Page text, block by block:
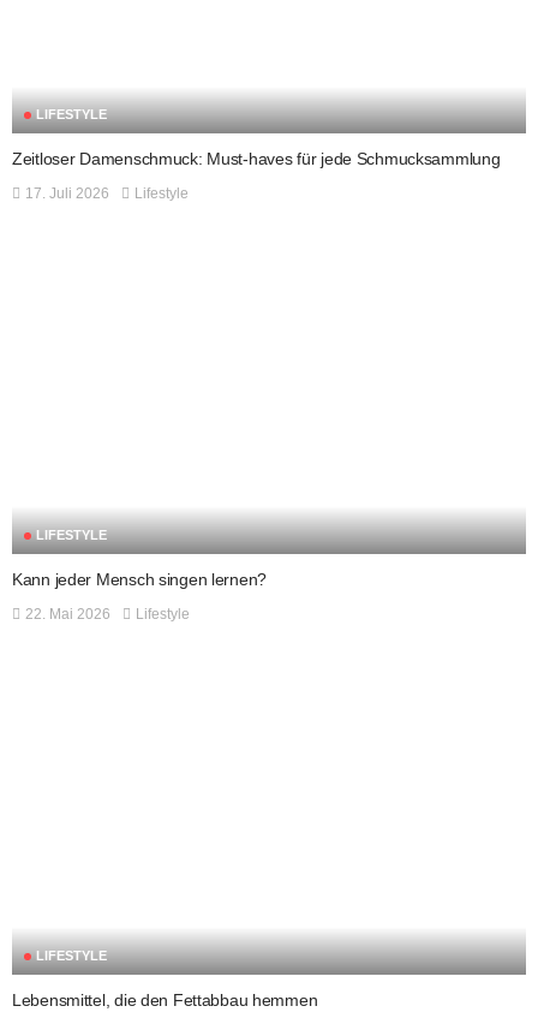
LIFESTYLE
Zeitloser Damenschmuck: Must-haves für jede Schmucksammlung
17. Juli 2026 Lifestyle
LIFESTYLE
Kann jeder Mensch singen lernen?
22. Mai 2026 Lifestyle
LIFESTYLE
Lebensmittel, die den Fettabbau hemmen